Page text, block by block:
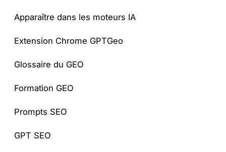
Apparaître dans les moteurs IA
Extension Chrome GPTGeo
Glossaire du GEO
Formation GEO
Prompts SEO
GPT SEO